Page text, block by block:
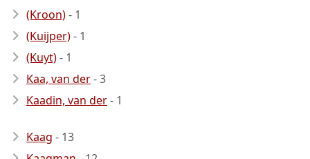
(Kroon)- 1
(Kuijper)- 1
(Kuyt)- 1
Kaa, van der- 3
Kaadin, van der- 1
Kaag - 13